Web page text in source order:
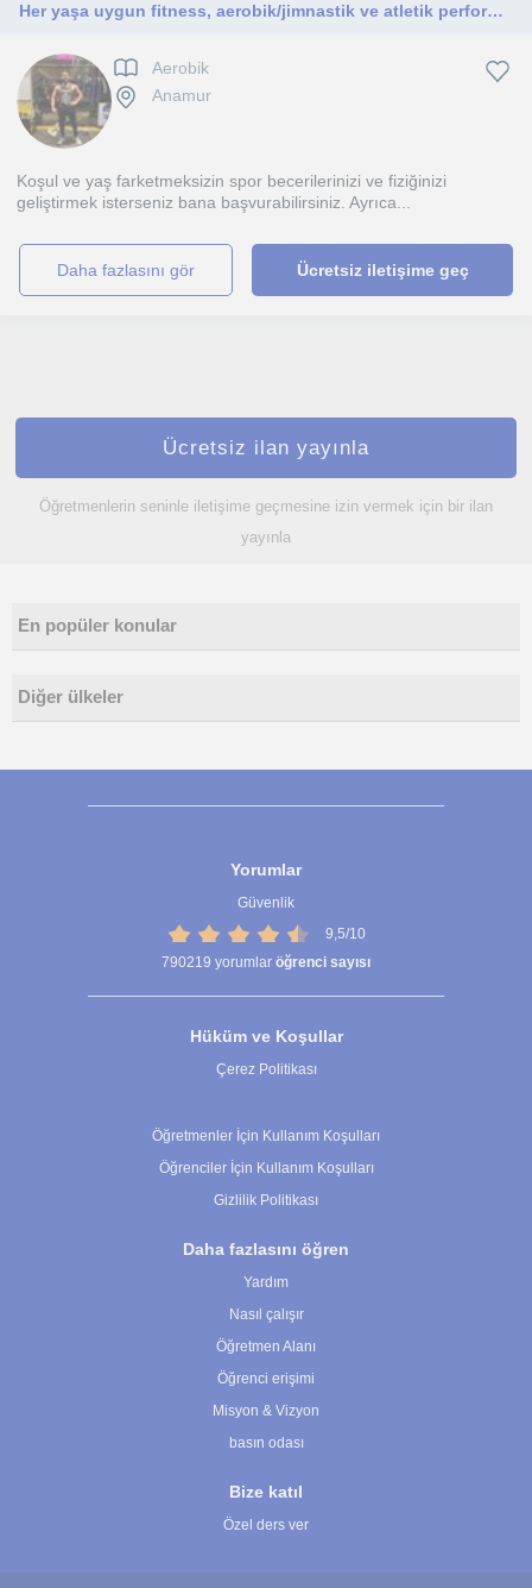
Her yaşa uygun fitness, aerobik/jimnastik ve atletik performans eğitimi verebilirim.
Aerobik
Anamur
Koşul ve yaş farketmeksizin spor becerilerinizi ve fiziğinizi
geliştirmek isterseniz bana başvurabilirsiniz. Ayrıca...
daha fazlasını gör Ücretsiz iletişime geç
Ücretsiz ilan yayınla
Öğretmenlerin seninle iletişime geçmesine izin vermek için bir ilan
yayınla
En popüler konular
Diğer ülkeler
Yorumlar
Güvenlik
9,5/10
790219 yorumlar öğrenci sayısı
Hüküm ve Koşullar
Çerez Politikası
Öğretmenler İçin Kullanım Koşulları
Öğrenciler İçin Kullanım Koşulları
Gizlilik Politikası
Daha fazlasını öğren
Yardım
Nasıl çalışır
Öğretmen Alanı
Öğrenci erişimi
Misyon & Vizyon
basın odası
Bize katıl
Özel ders ver